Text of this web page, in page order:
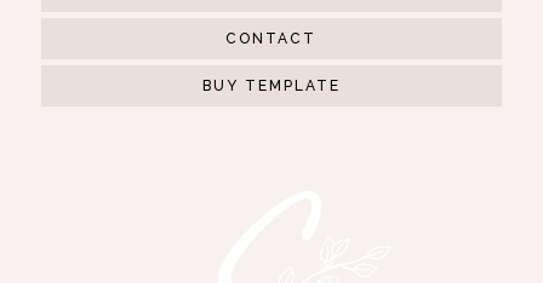
CONTACT
BUY TEMPLATE